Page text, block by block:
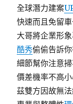
全球潛力建案
快速而且免留
大哥將企業形
酷秀偷偷告訴
細節幫你注意
價差機率不高
茲雙方因故無